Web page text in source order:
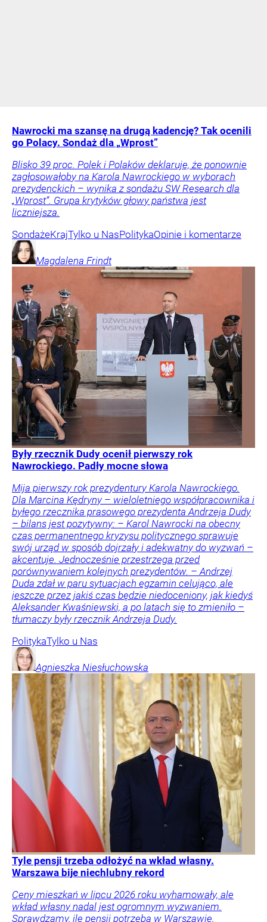
Nawrocki ma szansę na drugą kadencję? Tak ocenili
go Polacy. Sondaż dla „Wprost”
Blisko 39 proc. Polek i Polaków deklaruje, że ponownie
zagłosowałoby na Karola Nawrockiego w wyborach
prezydenckich – wynika z sondażu SW Research dla
„Wprost”. Grupa krytyków głowy państwa jest
liczniejsza.
SondażeKrajTylko u NasPolitykaOpinie i komentarze
Magdalena Frindt
Były rzecznik Dudy ocenił pierwszy rok
Nawrockiego. Padły mocne słowa
Mija pierwszy rok prezydentury Karola Nawrockiego.
Dla Marcina Kędryny – wieloletniego współpracownika i
byłego rzecznika prasowego prezydenta Andrzeja Dudy
– bilans jest pozytywny: – Karol Nawrocki na obecny
czas permanentnego kryzysu politycznego sprawuje
swój urząd w sposób dojrzały i adekwatny do wyzwań –
akcentuje. Jednocześnie przestrzega przed
porównywaniem kolejnych prezydentów. – Andrzej
Duda zdał w paru sytuacjach egzamin celująco, ale
jeszcze przez jakiś czas będzie niedoceniony, jak kiedyś
Aleksander Kwaśniewski, a po latach się to zmieniło –
tłumaczy były rzecznik Andrzeja Dudy.
PolitykaTylko u Nas
Agnieszka Niesłuchowska
Tyle pensji trzeba odłożyć na wkład własny.
Warszawa bije niechlubny rekord
Ceny mieszkań w lipcu 2026 roku wyhamowały, ale
wkład własny nadal jest ogromnym wyzwaniem.
Sprawdzamy, ile pensji potrzeba w Warszawie,